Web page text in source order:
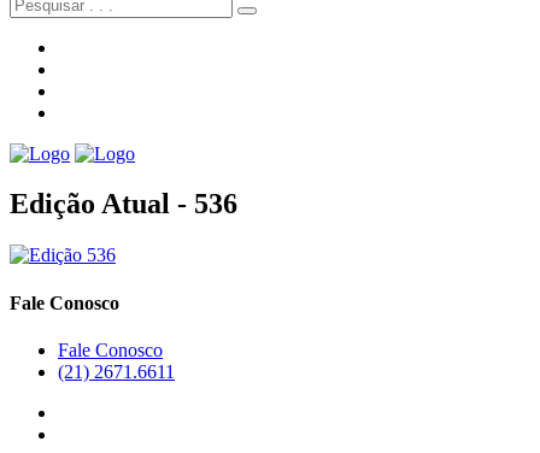
Edição Atual - 536
Fale Conosco
Fale Conosco
(21) 2671.6611